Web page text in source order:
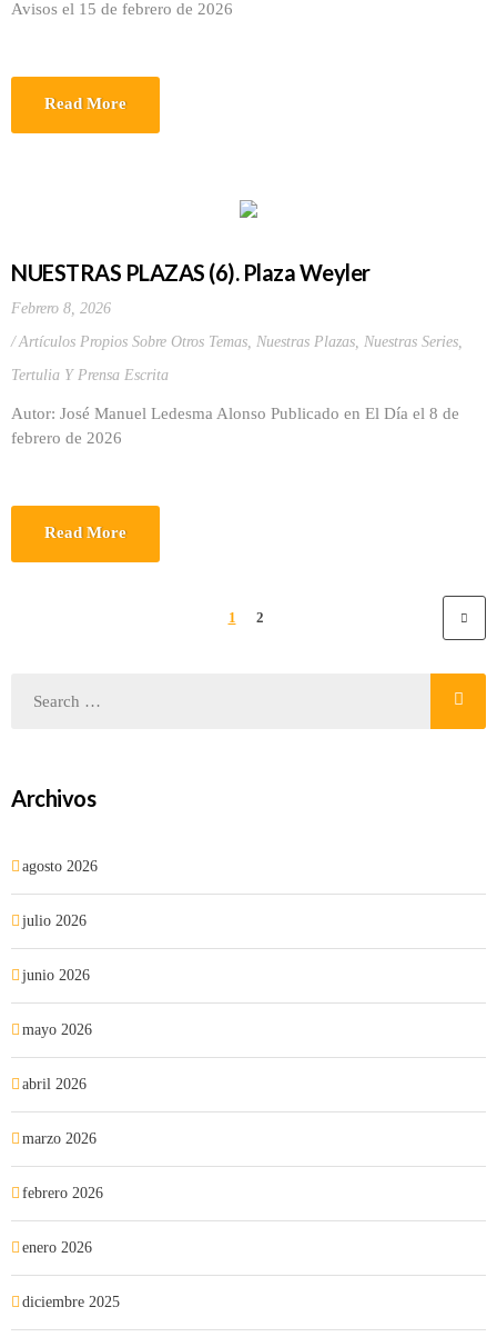
Avisos el 15 de febrero de 2026
Read More
NUESTRAS PLAZAS (6). Plaza Weyler
Febrero 8, 2026
Artículos Propios Sobre Otros Temas, Nuestras Plazas, Nuestras Series,
Tertulia Y Prensa Escrita
Autor: José Manuel Ledesma Alonso Publicado en El Día el 8 de
febrero de 2026
Read More
1 2
Archivos
agosto 2026
julio 2026
junio 2026
mayo 2026
abril 2026
marzo 2026
febrero 2026
enero 2026
diciembre 2025